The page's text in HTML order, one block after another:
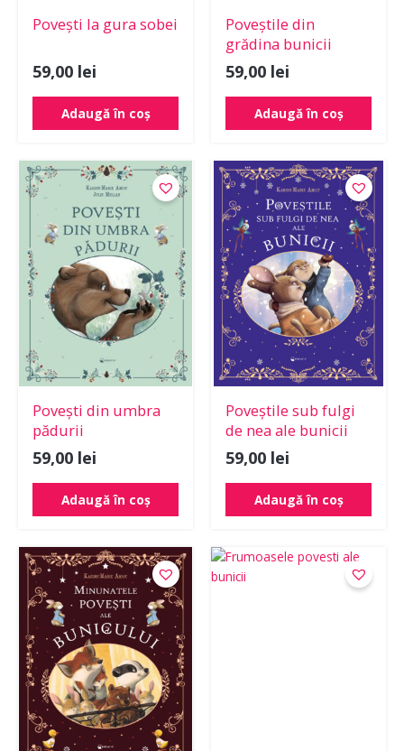
Povești la gura sobei
59,00 lei
Adaugă în coș
Poveștile din
grădina bunicii
59,00 lei
Adaugă în coș
Povești din umbra
pădurii
59,00 lei
Adaugă în coș
Poveștile sub fulgi
de nea ale bunicii
59,00 lei
Adaugă în coș